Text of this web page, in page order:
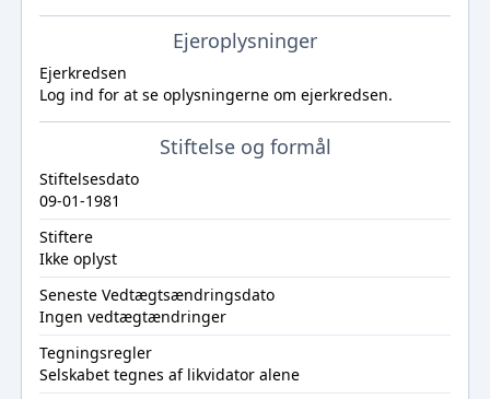
Ejeroplysninger
Ejerkredsen
Log ind for at se oplysningerne om ejerkredsen.
Stiftelse og formål
Stiftelsesdato
09-01-1981
Stiftere
Ikke oplyst
Seneste Vedtægtsændringsdato
Ingen vedtægtændringer
Tegningsregler
Selskabet tegnes af likvidator alene